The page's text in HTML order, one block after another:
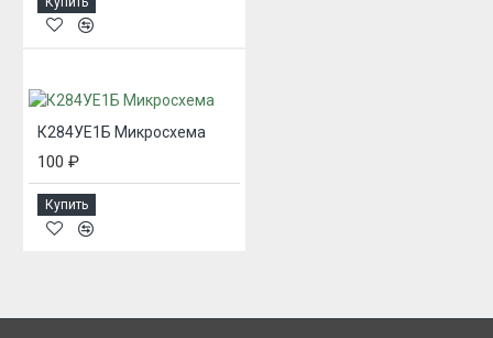
К284УЕ1Б Микросхема
100 ₽
Купить